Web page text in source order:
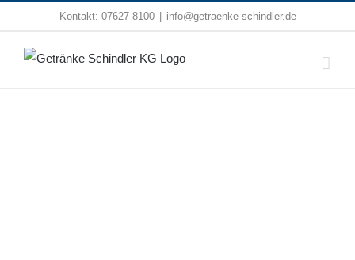
springen
Kontakt: 07627 8100 info@getraenke-schindler.de